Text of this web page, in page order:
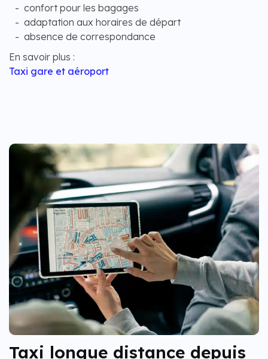
confort pour les bagages
adaptation aux horaires de départ
absence de correspondance
En savoir plus :
Taxi gare et aéroport
Taxi longue distance depuis